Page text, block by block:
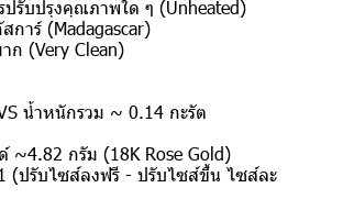
ปรับปรุงคุณภาพใด ๆ (Unheated)
การ์ (Madagascar)
ก (Very Clean)
VVS น้ำหนักรวม ~ 0.14 กะรัต
~4.82 กรัม (18K Rose Gold)
(ปรับไซส์ลงฟรี - ปรับไซส์ขึ้น ไซส์ละ